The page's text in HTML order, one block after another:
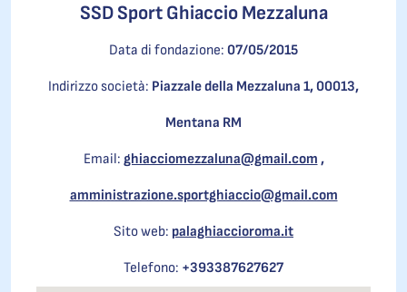
SSD Sport Ghiaccio Mezzaluna
Data di fondazione: 07/05/2015
Indirizzo società: Piazzale della Mezzaluna 1, 00013,
Mentana RM
Email: ghiacciomezzaluna@gmail.com ,
amministrazione.sportghiaccio@gmail.com
Sito web: palaghiaccioroma.it
Telefono: +393387627627